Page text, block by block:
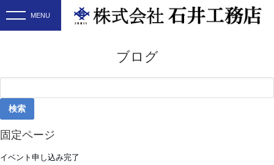
ブログ
索:
固定ページ
イベント申し込み完了